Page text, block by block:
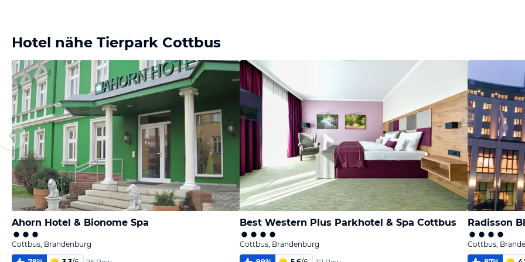
Hotel nähe Tierpark Cottbus
Ahorn Hotel & Bionome Spa
Cottbus, Brandenburg
Best Western Plus Parkhotel & Spa Cottbus
Cottbus, Brandenburg
Radisson
Cottbus,